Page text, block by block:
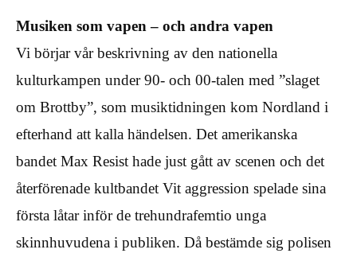
Musiken som vapen – och andra vapen
Vi börjar vår beskrivning av den nationella
kulturkampen under 90- och 00-talen med ”slaget
om Brottby”, som musiktidningen kom Nordland i
efterhand att kalla händelsen. Det amerikanska
bandet Max Resist hade just gått av scenen och det
återförenade kultbandet Vit aggression spelade sina
första låtar inför de trehundrafemtio unga
skinnhuvudena i publiken. Då bestämde sig polisen